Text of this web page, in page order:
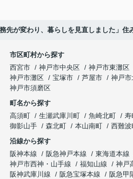
て選ばれました。
現在は夫婦二人の生活に合っ
行を楽しみながら、ゆったり
います。
住み替えによって、これから
になりました。
丁寧に紹介してくださいまし
「小さな子どもがいるので、
る安心感がありますね。」
と前向きに評価してください
思い込みだけで判断せず、専
良かったと思います。
大切な住まいを安心して次の
ができました。
「今の生活に合う住まいを考
という話になりました。
インフィニティエステートさ
レミスト西宮北口ザ・レジデ
く、住み替え先とのスケジュ
丁寧にサポートしてください
販売活動では、西宮北口駅へ
ンションならではの魅力を詳
ました。
購入されたご夫婦は、
が変わり、暮らしを見直しました」住
市区町村から探す
西宮市
神戸市中央区 神戸市東灘区
神戸市灘区
宝塚市 芦屋市 神戸市
神戸市須磨区
町名から探す
高須町
生瀬武庫川町 魚崎北町 寿
御影山手
森北町 本山南町 西難波
沿線から探す
阪神本線
阪急神戸本線 東海道本線
神戸市西神・山手線
福知山線
神戸
阪神武庫川線
阪急宝塚本線
阪急甲